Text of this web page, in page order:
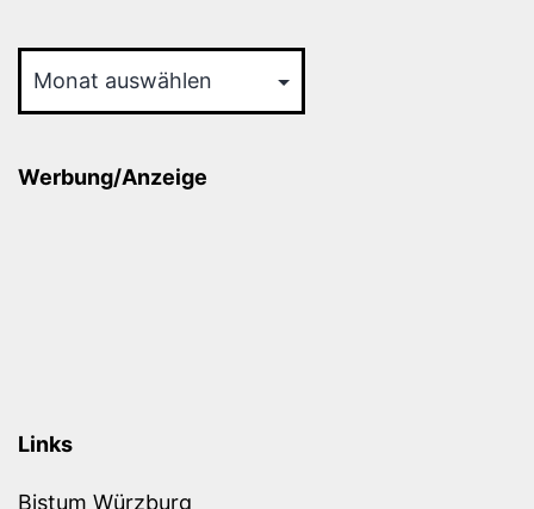
Werbung/Anzeige
Links
Bistum Würzburg